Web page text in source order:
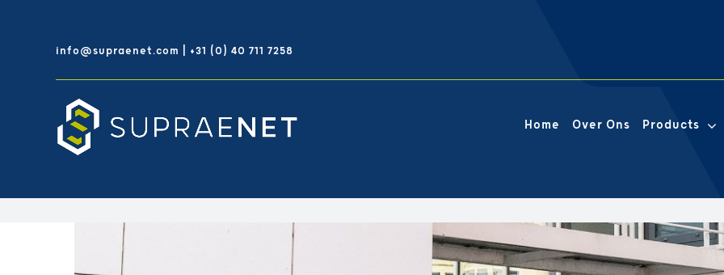
info@supraenet.com | +31 (0) 40 711 7258
Home Over Ons Products